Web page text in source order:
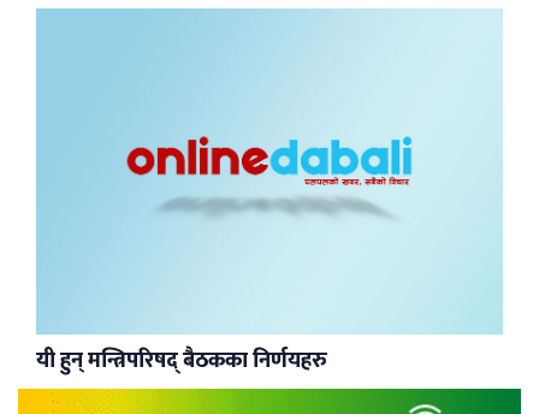
यी हुन् मन्त्रिपरिषद् बैठकका निर्णयहरु